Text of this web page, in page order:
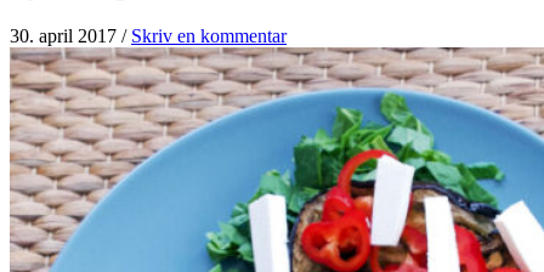
30. april 2017 / Skriv en kommentar